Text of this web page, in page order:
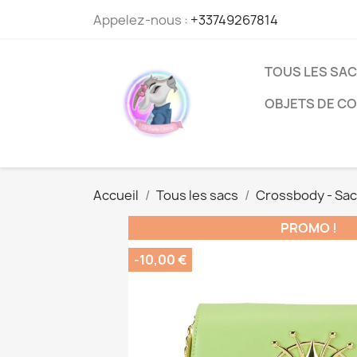
Appelez-nous : +33749267814
TOUS LES
OBJETS DE
Accueil Tous les sacs
Crossbody -
PROMO !
-10,00 €